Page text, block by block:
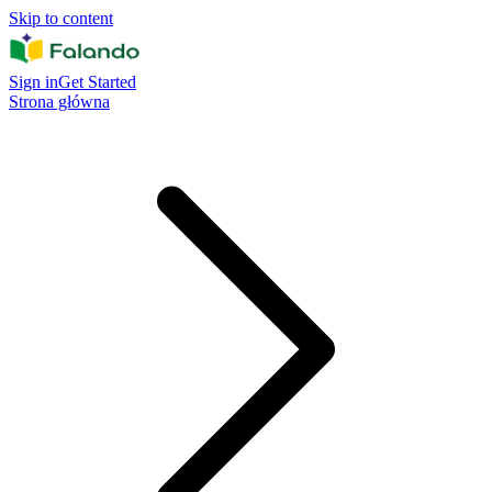
Skip to content
Sign inGet Started
Strona główna